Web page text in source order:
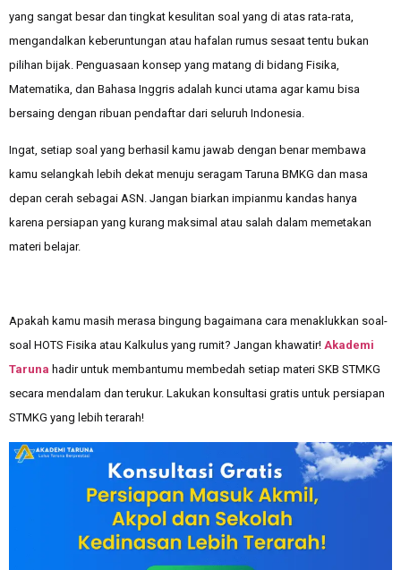
yang sangat besar dan tingkat kesulitan soal yang di atas rata-rata,
mengandalkan keberuntungan atau hafalan rumus sesaat tentu bukan
pilihan bijak. Penguasaan konsep yang matang di bidang Fisika,
Matematika, dan Bahasa Inggris adalah kunci utama agar kamu bisa
bersaing dengan ribuan pendaftar dari seluruh Indonesia.
Ingat, setiap soal yang berhasil kamu jawab dengan benar membawa
kamu selangkah lebih dekat menuju seragam Taruna BMKG dan masa
depan cerah sebagai ASN. Jangan biarkan impianmu kandas hanya
karena persiapan yang kurang maksimal atau salah dalam memetakan
materi belajar.
Apakah kamu masih merasa bingung bagaimana cara menaklukkan soal-
soal HOTS Fisika atau Kalkulus yang rumit? Jangan khawatir! Akademi
Taruna hadir untuk membantumu membedah setiap materi SKB STMKG
secara mendalam dan terukur. Lakukan konsultasi gratis untuk persiapan
STMKG yang lebih terarah!